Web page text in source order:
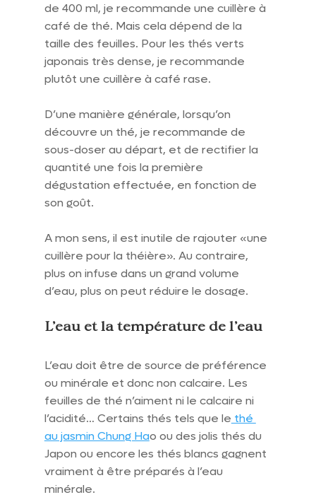
de 400 ml, je recommande une cuillère à
café de thé. Mais cela dépend de la
taille des feuilles. Pour les thés verts
japonais très dense, je recommande
plutôt une cuillère à café rase.
D’une manière générale, lorsqu’on
découvre un thé, je recommande de
sous-doser au départ, et de rectifier la
quantité une fois la première
dégustation effectuée, en fonction de
son goût.
A mon sens, il est inutile de rajouter «une
cuillère pour la théière». Au contraire,
plus on infuse dans un grand volume
d’eau, plus on peut réduire le dosage.
L’eau et la température de l’eau
L’eau doit être de source de préférence
ou minérale et donc non calcaire. Les
feuilles de thé n’aiment ni le calcaire ni
l’acidité… Certains thés tels que le thé
au jasmin Chung Hao ou des jolis thés du
Japon ou encore les thés blancs gagnent
vraiment à être préparés à l’eau
minérale.